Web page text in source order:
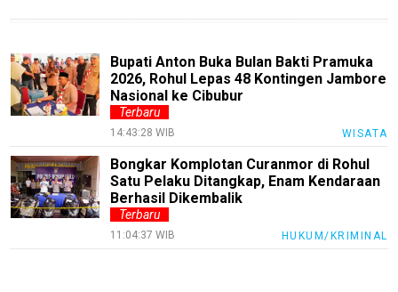
Bupati Anton Buka Bulan Bakti Pramuka
2026, Rohul Lepas 48 Kontingen Jambore
Nasional ke Cibubur
Terbaru
14:43:28 WIB WISATA
Bongkar Komplotan Curanmor di Rohul
Satu Pelaku Ditangkap, Enam Kendaraan
Berhasil Dikembalik
Terbaru
11:04:37 WIB HUKUM/KRIMINAL
Trending
Smartphone
Guide
EduStyle
TeknoGame